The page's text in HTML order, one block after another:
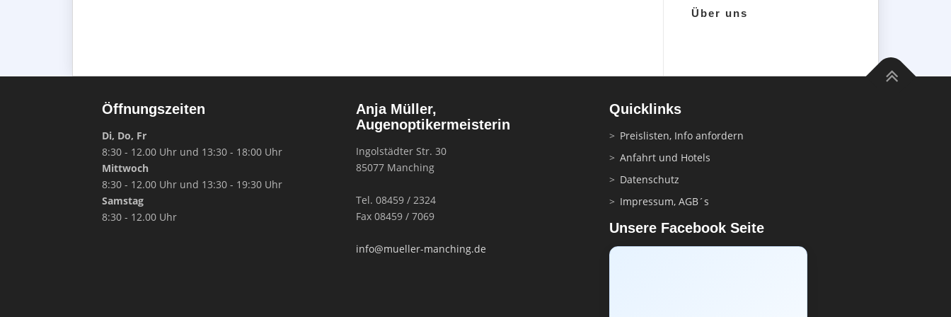
Über uns
Öffnungszeiten
Di, Do, Fr
8:30 - 12.00 Uhr und 13:30 - 18:00 Uhr
Mittwoch
8:30 - 12.00 Uhr und 13:30 - 19:30 Uhr
Samstag
8:30 - 12.00 Uhr
Anja Müller,
Augenoptikermeisterin
Ingolstädter Str. 30
85077 Manching
Tel. 08459 / 2324
Fax 08459 / 7069
info@mueller-manching.de
Quicklinks
Preislisten, Info anfordern
Anfahrt und Hotels
Datenschutz
Impressum, AGB´s
Unsere Facebook Seite